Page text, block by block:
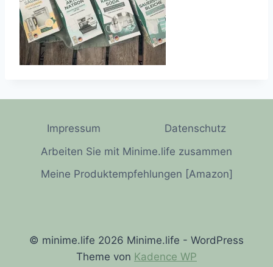
Impressum
Datenschutz
Arbeiten Sie mit Minime.life zusammen
Meine Produktempfehlungen [Amazon]
© minime.life 2026 Minime.life - WordPress
Theme von Kadence WP